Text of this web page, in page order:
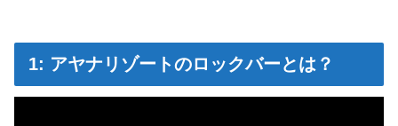
1: アヤナリゾートのロックバーとは？